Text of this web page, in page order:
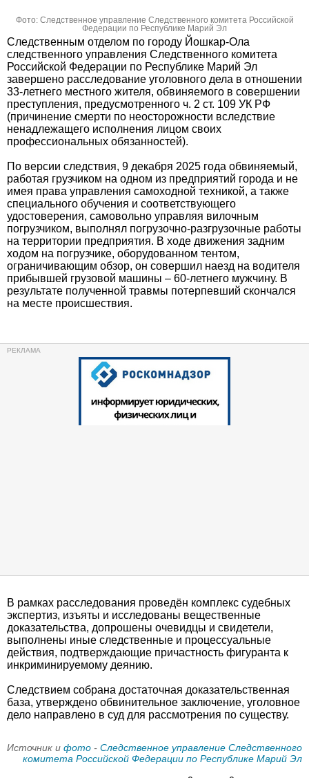
Фото: Следственное управление Следственного комитета Российской
Федерации по Республике Марий Эл
Следственным отделом по городу Йошкар-Ола
следственного управления Следственного комитета
Российской Федерации по Республике Марий Эл
завершено расследование уголовного дела в отношении
33-летнего местного жителя, обвиняемого в совершении
преступления, предусмотренного ч. 2 ст. 109 УК РФ
(причинение смерти по неосторожности вследствие
ненадлежащего исполнения лицом своих
профессиональных обязанностей).
По версии следствия, 9 декабря 2025 года обвиняемый,
работая грузчиком на одном из предприятий города и не
имея права управления самоходной техникой, а также
специального обучения и соответствующего
удостоверения, самовольно управляя вилочным
погрузчиком, выполнял погрузочно-разгрузочные работы
на территории предприятия. В ходе движения задним
ходом на погрузчике, оборудованном тентом,
ограничивающим обзор, он совершил наезд на водителя
прибывшей грузовой машины – 60-летнего мужчину. В
результате полученной травмы потерпевший скончался
на месте происшествия.
В рамках расследования проведён комплекс судебных
экспертиз, изъяты и исследованы вещественные
доказательства, допрошены очевидцы и свидетели,
выполнены иные следственные и процессуальные
действия, подтверждающие причастность фигуранта к
инкриминируемому деянию.
Следствием собрана достаточная доказательственная
база, утверждено обвинительное заключение, уголовное
дело направлено в суд для рассмотрения по существу.
Источник и фото - Следственное управление Следственного
комитета Российской Федерации по Республике Марий Эл